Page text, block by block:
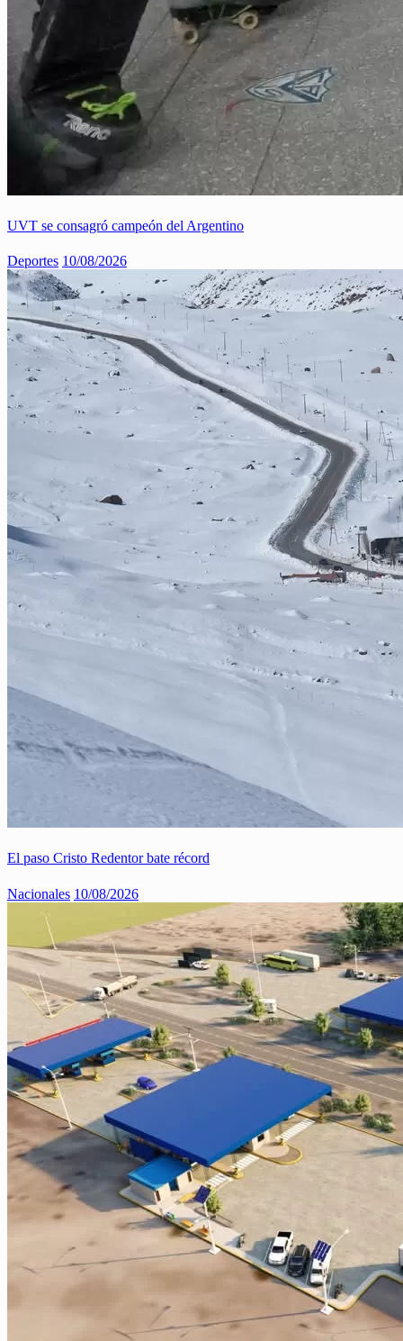
UVT se consagró campeón del Argentino
Deportes 10/08/2026
El paso Cristo Redentor bate récord
Nacionales 10/08/2026